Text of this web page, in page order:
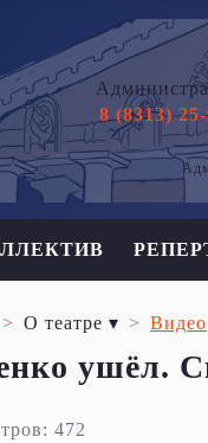
8 (8313)
О театре ▾ Видео
ушёл.
472